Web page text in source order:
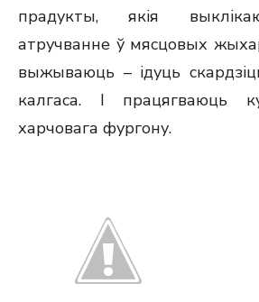
прадукты, якія
атручванне ў мясцовых
выжываюць – ідуць
калгаса. І працягваюць
харчовага фургону.